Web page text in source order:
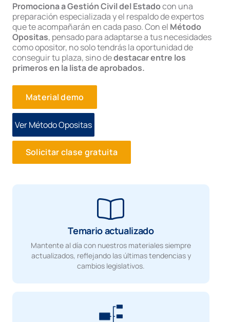
Promociona a Gestión Civil del Estadocon una
preparación especializada y el respaldo de expertos
que te acompañarán en cada paso. Con el Método
Opositas, pensado para adaptarse a tus necesidades
como opositor, no solo tendrás la oportunidad de
conseguir tu plaza, sino dedestacar entre los
primeros en la lista de aprobados.
Material demo
Ver Método Opositas
Solicitar clase gratuita
Temario actualizado
Mantente al día con nuestros materiales siempre
actualizados, reflejando las últimas tendencias y
cambios legislativos.